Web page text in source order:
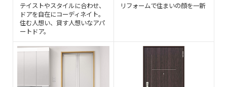
テイストやスタイルに合わせ、
ドアを自在にコーディネイト。
住む人想い、貸す人想いなアパ
ートドア。
リフォームで住まいの顔を一新